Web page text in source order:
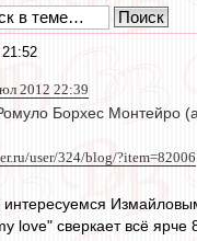
2012 22:39
Борхес Монтейро
user/324/blog/?item=82006
интересуемся
love" сверкает всё ярче